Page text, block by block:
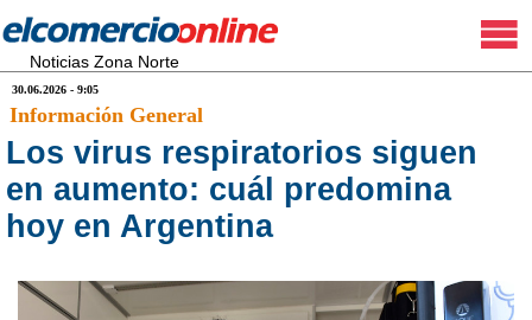
Noticias Zona Norte
30.06.2026 - 9:05
Información General
Los virus respiratorios siguen
en aumento: cuál predomina
hoy en Argentina